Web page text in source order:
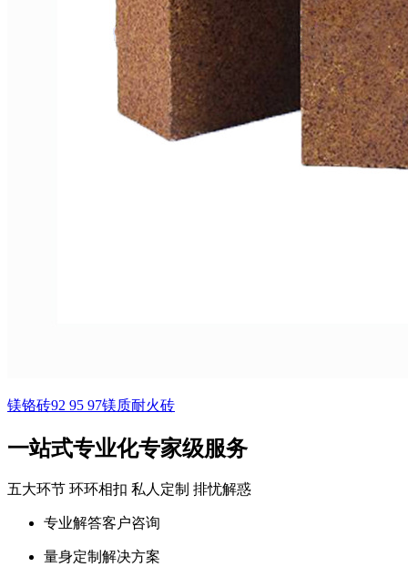
镁铬砖92 95 97镁质耐火砖
一站式专业化专家级服务
五大环节 环环相扣 私人定制 排忧解惑
专业解答客户咨询
量身定制解决方案